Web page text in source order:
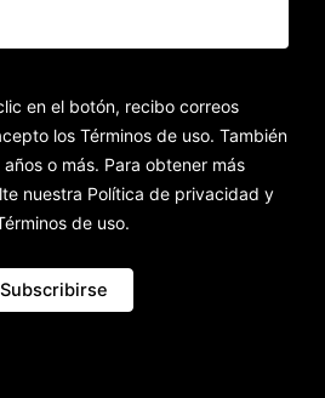
en el botón, recibo correos
los Términos de uso. También
o más. Para obtener más
nuestra Política de privacidad y
de uso.